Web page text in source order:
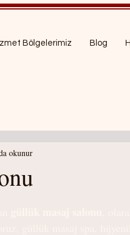
Bölgelerimiz Blog
okunur